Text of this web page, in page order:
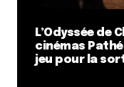
L’Odyssée de
cinémas
jeu pour la